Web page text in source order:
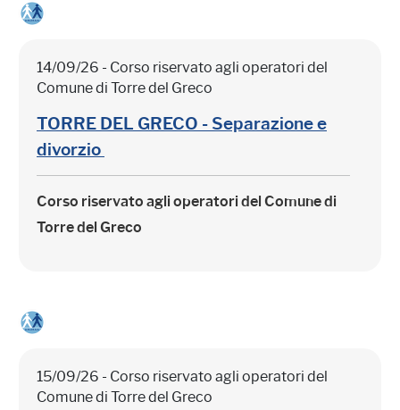
14/09/26 - Corso riservato agli operatori del
Comune di Torre del Greco
TORRE DEL GRECO - Separazione e
divorzio
Corso riservato agli operatori del Comune di
Torre del Greco
15/09/26 - Corso riservato agli operatori del
Comune di Torre del Greco